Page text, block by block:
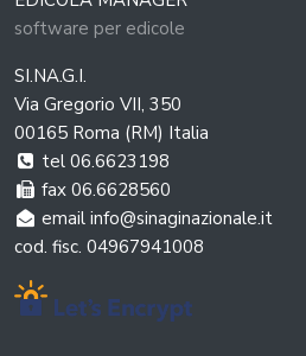
software per edicole
SI.NA.G.I.
Via Gregorio VII, 350
00165 Roma (RM) Italia
tel 06.6623198
fax 06.6628560
email info@sinaginazionale.it
cod. fisc. 04967941008